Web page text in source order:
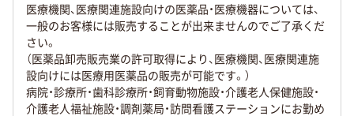
医療機関、医療関連施設向けの医薬品・医療機器については、
一般のお客様には販売することが出来ませんのでご了承くだ
さい。
（医薬品卸売販売業の許可取得により、医療機関、医療関連施
設向けには医療用医薬品の販売が可能です。）
病院・診療所・歯科診療所・飼育動物施設・介護老人保健施設・
介護老人福祉施設・調剤薬局・訪問看護ステーションにお勤め